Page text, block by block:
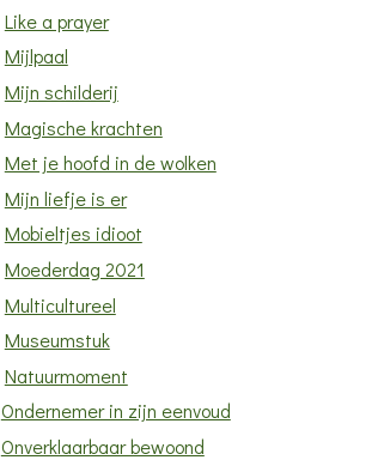
Like a prayer
Mijlpaal
Mijn schilderij
Magische krachten
Met je hoofd in de wolken
Mijn liefje is er
Mobieltjes idioot
Moederdag 2021
Multicultureel
Museumstuk
Natuurmoment
Ondernemer in zijn eenvoud
Onverklaarbaar bewoond